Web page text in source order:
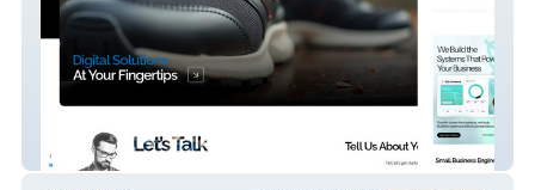
H2EG Solutions | Digital Marketing